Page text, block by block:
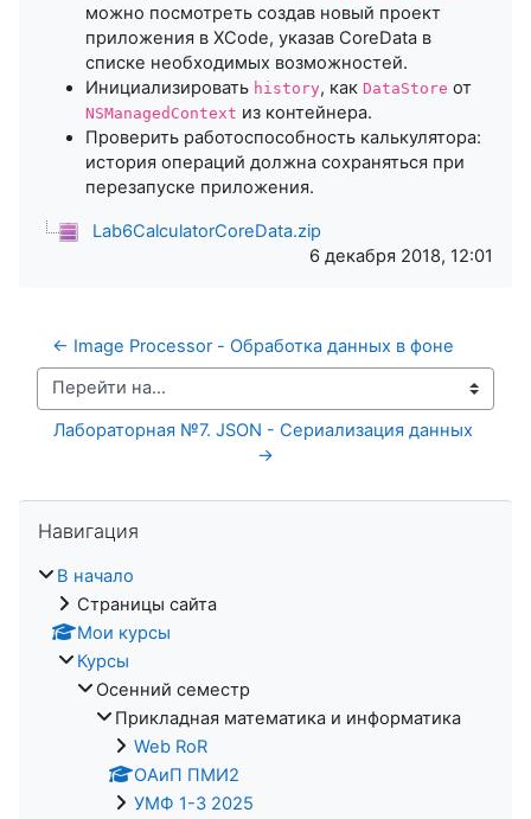
можно посмотреть создав новый проект
приложения в XCode, указав CoreData в
списке необходимых возможностей.
Инициализировать history, как DataStore от
NSManagedContext из контейнера.
Проверить работоспособность калькулятора:
история операций должна сохраняться при
перезапуске приложения.
Lab6CalculatorCoreData.zip
6 декабря 2018, 12:01
← Image Processor - Обработка данных в фоне
Перейти на...
Лабораторная №7. JSON - Сериализация данных
→
Навигация
В начало
Страницы сайта
Мои курсы
Курсы
Осенний семестр
Прикладная математика и информатика
Web RoR
ОАиП ПМИ2
УМФ 1-3 2025